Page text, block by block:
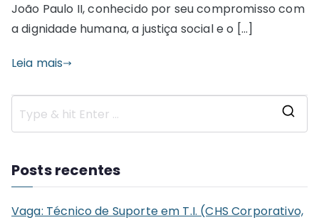
João Paulo II, conhecido por seu compromisso com
a dignidade humana, a justiça social e o […]
Leia mais
Posts recentes
Vaga: Técnico de Suporte em T.I. (CHS Corporativo,